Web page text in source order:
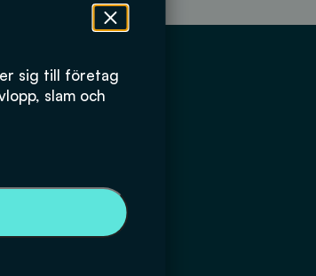
sig till företag
slam och
mikroplaster